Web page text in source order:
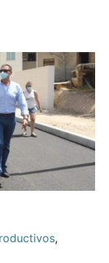
,